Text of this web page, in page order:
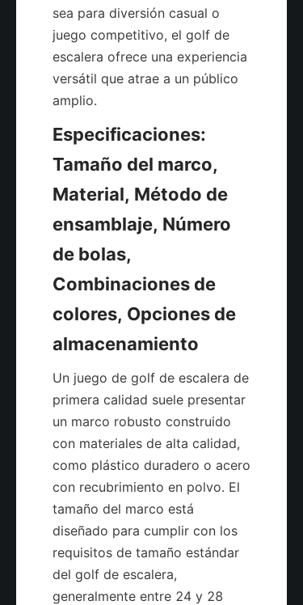
sea para diversión casual o
juego competitivo, el golf de
escalera ofrece una experiencia
versátil que atrae a un público
amplio.
Especificaciones:
Tamaño del marco,
Material, Método de
ensamblaje, Número
de bolas,
Combinaciones de
colores, Opciones de
Un juego de golf de escalera de
primera calidad suele presentar
un marco robusto construido
con materiales de alta calidad,
como plástico duradero o acero
con recubrimiento en polvo. El
tamaño del marco está
diseñado para cumplir con los
requisitos de tamaño estándar
del golf de escalera,
generalmente entre 24 y 28